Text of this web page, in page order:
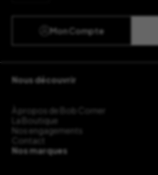
Mon Compte
Nous découvrir
À propos de Bob Corner
La Boutique
Nos engagements
Contact
Nos marques